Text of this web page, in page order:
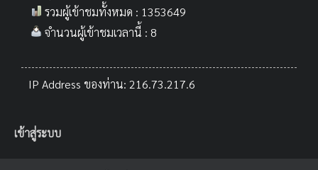
รวมผู้เข้าชมทั้งหมด : 1353649
จำนวนผู้เข้าชมเวลานี้ : 8
IP Address ของท่าน: 216.73.217.6
เข้าสู่ระบบ